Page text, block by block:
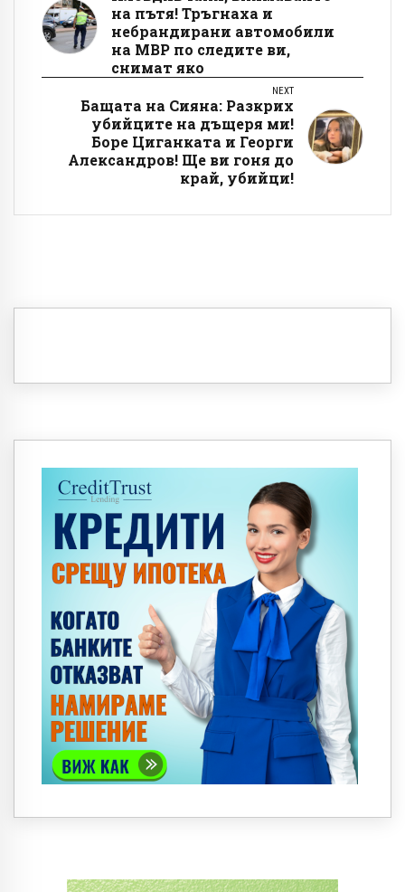
на пътя! Тръгнаха и
небрандирани автомобили
на МВР по следите ви,
снимат яко
NEXT
Бащата на Сияна: Разкрих
убийците на дъщеря ми!
Боре Циганката и Георги
Александров! Ще ви гоня до
край, убийци!